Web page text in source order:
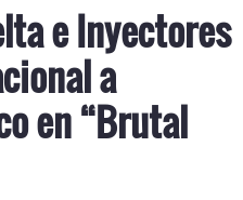
e Inyectores
a
en “Brutal